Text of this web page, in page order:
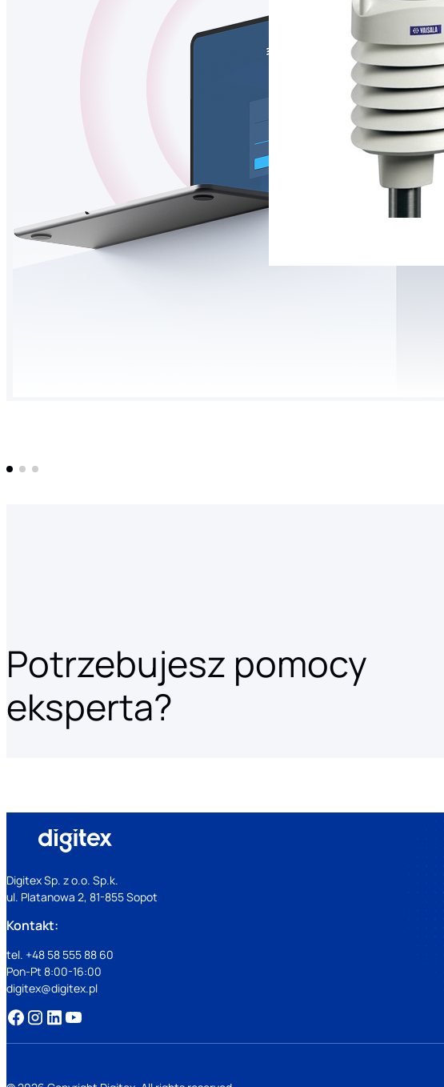
Potrzebujesz pomocy
eksperta?
Digitex Sp. z o.o. Sp.k.
ul. Platanowa 2, 81-855 Sopot
Kontakt:
tel. +48 58 555 88 60
Pon-Pt 8:00-16:00
digitex@digitex.pl